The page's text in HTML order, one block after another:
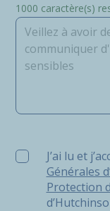
1000 caractère(s)
J’ai lu etJ’ai lu et
Générales
Protection